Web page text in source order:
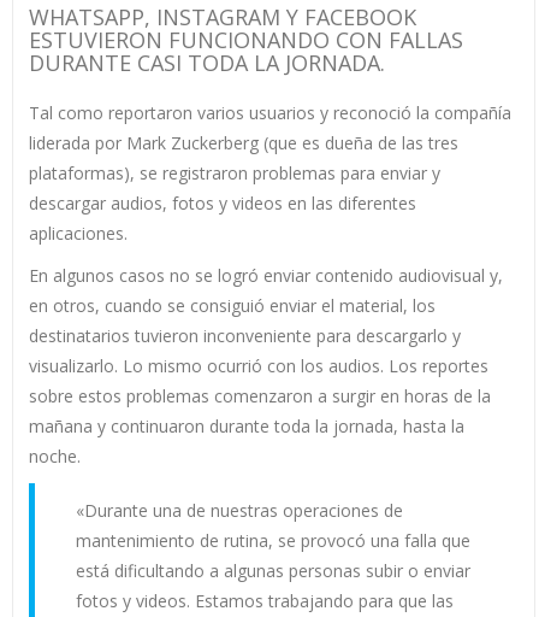
WHATSAPP, INSTAGRAM Y FACEBOOK
ESTUVIERON FUNCIONANDO CON FALLAS
DURANTE CASI TODA LA JORNADA.
Tal como reportaron varios usuarios y reconoció la compañía
liderada por Mark Zuckerberg (que es dueña de las tres
plataformas), se registraron problemas para enviar y
descargar audios, fotos y videos en las diferentes
aplicaciones.
En algunos casos no se logró enviar contenido audiovisual y,
en otros, cuando se consiguió enviar el material, los
destinatarios tuvieron inconveniente para descargarlo y
visualizarlo. Lo mismo ocurrió con los audios. Los reportes
sobre estos problemas comenzaron a surgir en horas de la
mañana y continuaron durante toda la jornada, hasta la
noche.
«Durante una de nuestras operaciones de
mantenimiento de rutina, se provocó una falla que
está dificultando a algunas personas subir o enviar
fotos y videos. Estamos trabajando para que las